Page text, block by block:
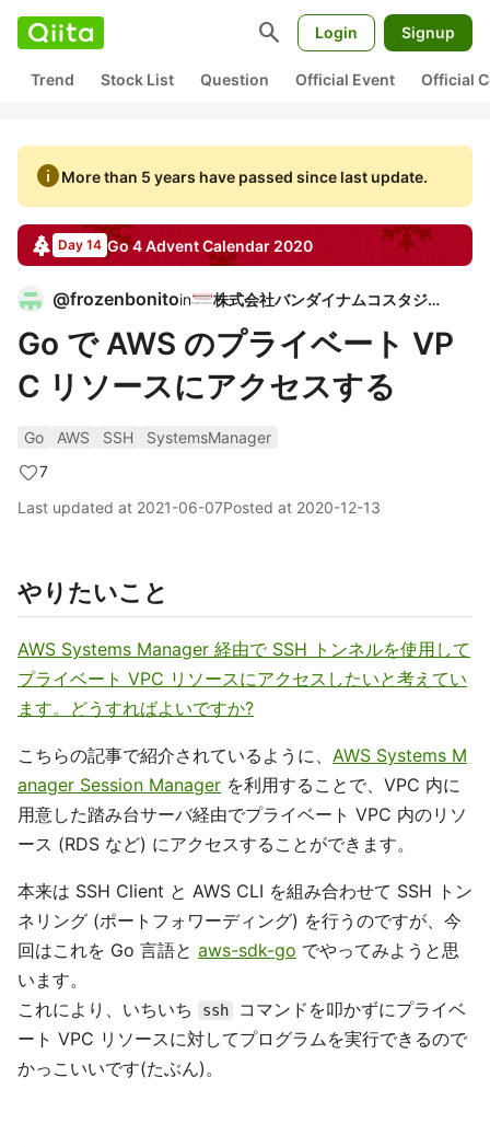
search Login Signup
Trend Stock List Question Official Event Official
infoMore than 5 years have passed since last update.
Day 14 Go 4Advent Calendar 2020
@frozenbonitoin 株式会社バンダイナムコスタジオ
Go で AWS のプライベート VP
C リソースにアクセスする
Go AWS SSH
SystemsManager
7
Last updated at 2021-06-07Posted at 2020-12-13
やりたいこと
AWS Systems Manager 経由で SSH トンネルを使用して
プライベート VPC リソースにアクセスしたいと考えてい
ます。どうすればよいですか?
こちらの記事で紹介されているように、 AWS Systems M
anager Session Manager を利用することで、VPC 内に
用意した踏み台サーバ経由でプライベート VPC 内のリソ
ース (RDS など) にアクセスすることができます。
本来は SSH Client と AWS CLI を組み合わせて SSH トン
ネリング (ポートフォワーディング) を行うのですが、今
回はこれを Go 言語と aws-sdk-go でやってみようと思
います。
これにより、いちいち
ssh
コマンドを叩かずにプライベ
ート VPC リソースに対してプログラムを実行できるので
かっこいいです(たぶん)。